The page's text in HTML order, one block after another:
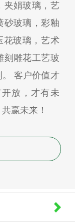
夹娟玻璃，艺
砂玻璃，彩釉
花玻璃，艺术
刻雕花工艺玻
客户价值才
放，才有未
赢未来！